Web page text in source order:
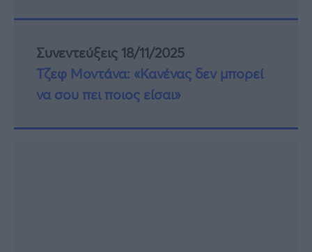
Συνεντεύξεις 18/11/2025
Τζεφ Μοντάνα: «Κανένας δεν μπορεί
να σου πει ποιος είσαι»